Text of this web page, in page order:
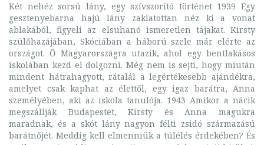
Két nehéz sorsú lány, egy szívszorító történet 1939 Egy
gesztenyebarna hajú lány zaklatottan néz ki a vonat
ablakából, figyeli az elsuhanó ismeretlen tájakat. Kirsty
szülőhazájában, Skóciában a háború szele már elérte az
országot. Ő Magyarországra utazik, ahol egy bentlakásos
iskolában kezd el dolgozni. Még nem is sejti, hogy miután
mindent hátrahagyott, rátalál a legértékesebb ajándékra,
amelyet csak kaphat az élettől, egy igaz barátra, Anna
személyében, aki az iskola tanulója. 1943 Amikor a nácik
megszállják Budapestet, Kirsty és Anna magukra
maradnak, és a skót lány nagyon félti zsidó származású
barátnőjét. Meddig kell elmenniük a túlélés érdekében? És